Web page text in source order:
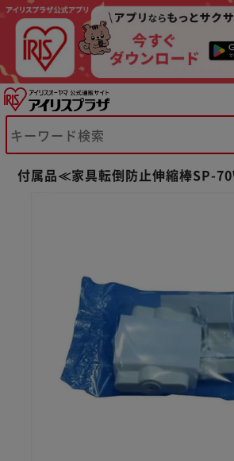
付属品≪家具転倒防止伸縮棒SP-
※ご確認ください
カートに入れる 購